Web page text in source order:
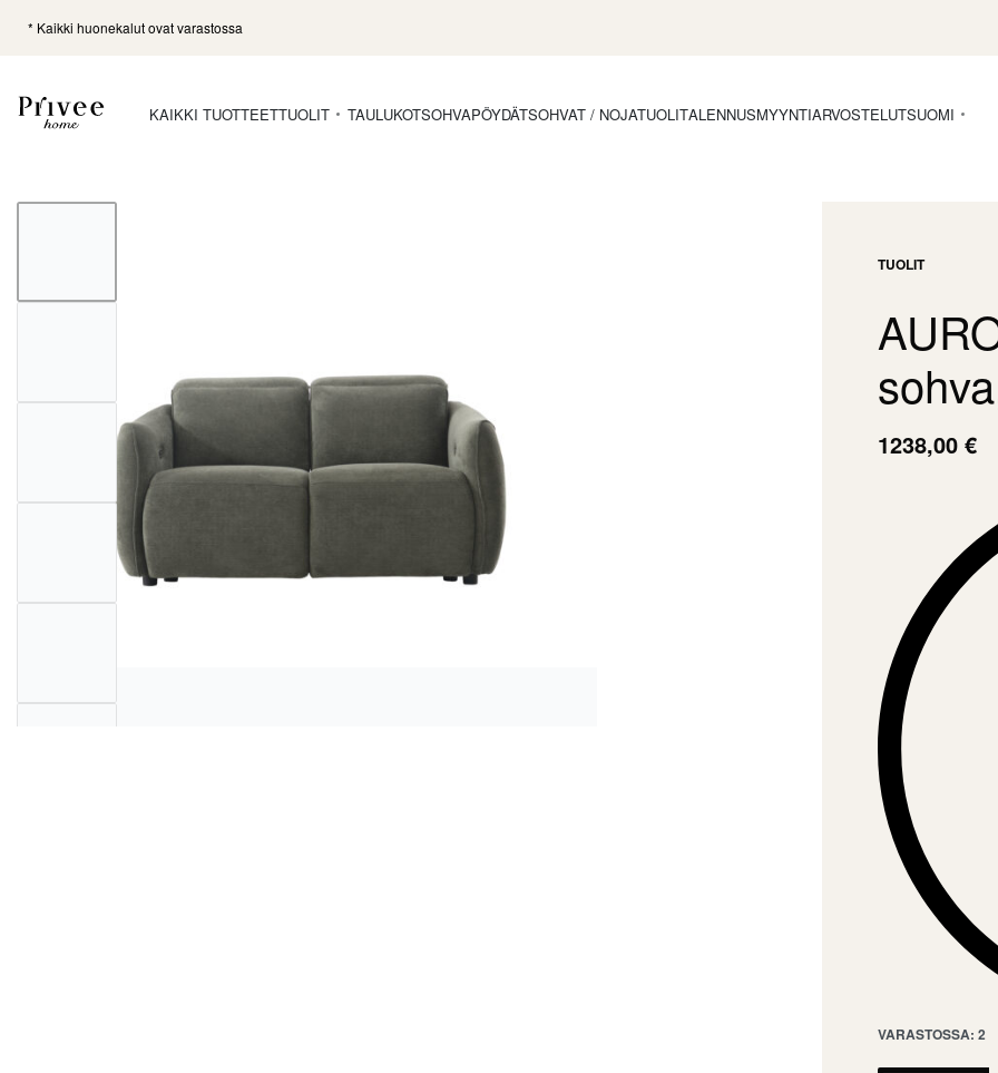
* Kaikki huonekalut ovat varastossa
KAIKKI TUOTTEETTUOLIT TAULUKOTSOHVAPÖYDÄTSOHVAT / NOJATUOLITALENNUSMYYNTIARVOSTELUTSUOMI
TUOLIT
1238,00 €
VARASTOSSA: 2